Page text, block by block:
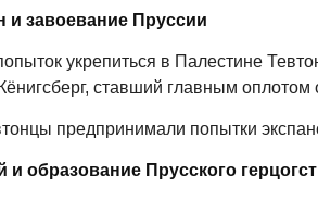
и завоевание Пруссии
укрепиться в Палестине
ставший главным оплотом
предпринимали попытки
образование Прусского